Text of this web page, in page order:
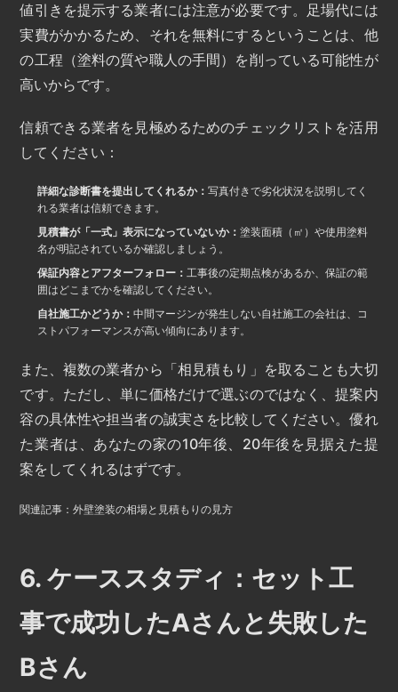
値引きを提示する業者には注意が必要です。足場代には
実費がかかるため、それを無料にするということは、他
の工程（塗料の質や職人の手間）を削っている可能性が
高いからです。
信頼できる業者を見極めるためのチェックリストを活用
してください：
詳細な診断書を提出してくれるか：写真付きで劣化状況を説明してく
れる業者は信頼できます。
見積書が「一式」表示になっていないか：塗装面積（㎡）や使用塗料
名が明記されているか確認しましょう。
保証内容とアフターフォロー：工事後の定期点検があるか、保証の範
囲はどこまでかを確認してください。
自社施工かどうか：中間マージンが発生しない自社施工の会社は、コ
ストパフォーマンスが高い傾向にあります。
また、複数の業者から「相見積もり」を取ることも大切
です。ただし、単に価格だけで選ぶのではなく、提案内
容の具体性や担当者の誠実さを比較してください。優れ
た業者は、あなたの家の10年後、20年後を見据えた提
案をしてくれるはずです。
関連記事：外壁塗装の相場と見積もりの見方
6. ケーススタディ：セット工
事で成功したAさんと失敗した
Bさん